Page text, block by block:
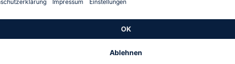
Kundenbewertung